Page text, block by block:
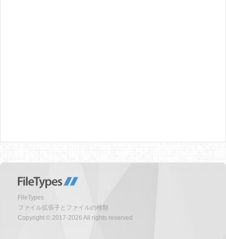
FileTypes
ファイル拡張子とファイルの種類
Copyright © 2017-2026 All rights reserved